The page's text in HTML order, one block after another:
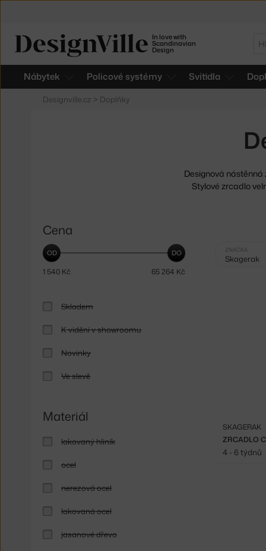
In love with
Scandinavian
Design
Nábytek Policové systémy Svítidla
Designville.cz > Doplňky
Designová
Stylové zrcadlo
Cena
1 540 Kč 65 264 Kč
Skladem
K vidění v showroomu
Novinky
Ve slevě
Materiál
lakovaný hliník
ocel
nerezová ocel
lakovaná ocel
jasanové dřevo
Vybrané
filtry:
ZNAČKA
Skagerak
ZRCADLO
SKAGERAK
4 - 6 týdnů